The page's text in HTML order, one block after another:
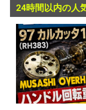
24時間以内の人